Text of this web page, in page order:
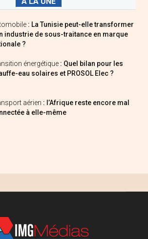
: La Tunisie peut-elle transformer
industrie de sous-traitance en marque
?
énergétique : Quel bilan pour les
eau solaires et PROSOL Elec ?
aérien : l’Afrique reste encore mal
à elle-même